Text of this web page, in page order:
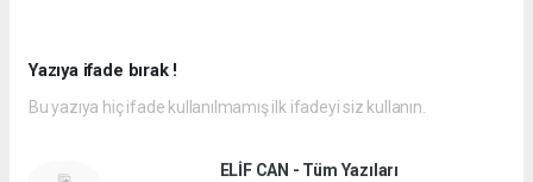
Yazıya ifade bırak !
Bu yazıya hiç ifade kullanılmamış ilk ifadeyi siz kullanın.
ELİF CAN - Tüm Yazıları